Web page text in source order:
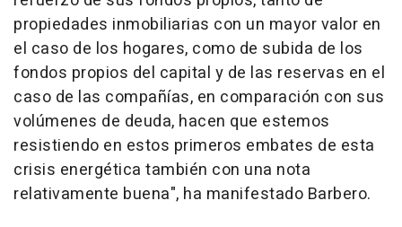
propiedades inmobiliarias con un mayor valor en
el caso de los hogares, como de subida de los
fondos propios del capital y de las reservas en el
caso de las compañías, en comparación con sus
volúmenes de deuda, hacen que estemos
resistiendo en estos primeros embates de esta
crisis energética también con una nota
relativamente buena", ha manifestado Barbero.